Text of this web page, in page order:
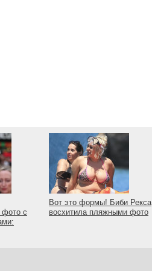
фото с
Вот это формы! Биби Рекса
восхитила пляжными фото